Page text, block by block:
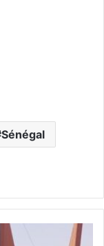
Sénégal